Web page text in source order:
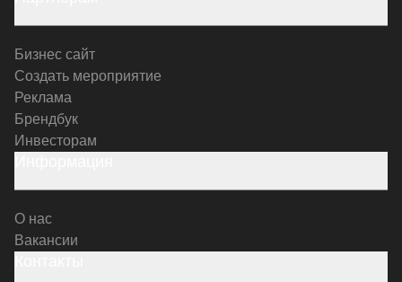
Бизнес сайт
Создать мероприятие
Реклама
Брендбук
Инвесторам
О нас
Вакансии